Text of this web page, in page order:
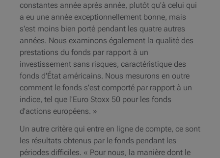
constantes année après année, plutôt qu'à celui qui
a eu une année exceptionnellement bonne, mais
s'est moins bien porté pendant les quatre autres
années. Nous examinons également la qualité des
prestations du fonds par rapport à un
investissement sans risques, caractéristique des
fonds d'État américains. Nous mesurons en outre
comment le fonds s'est comporté par rapport à un
indice, tel que l'Euro Stoxx 50 pour les fonds
d'actions européens. »
Un autre critère qui entre en ligne de compte, ce sont
les résultats obtenus par le fonds pendant les
périodes difficiles. « Pour nous, la manière dont le